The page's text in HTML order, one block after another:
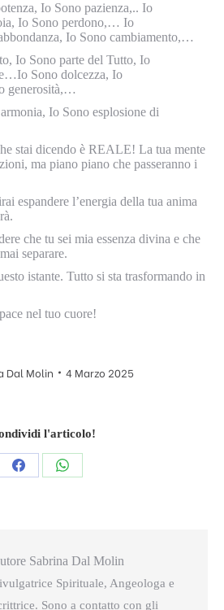
Io Sono pazienza,.. Io
Io Sono perdono,… Io
Io Sono cambiamento,…
Io Sono parte del Tutto, Io
Sono dolcezza, Io
generosità,…
Io Sono esplosione di
stai dicendo è REALE! La tua mente
ma piano piano che passeranno i
espandere l’energia della tua anima
che tu sei mia essenza divina e che
separare.
istante. Tutto si sta trasformando in
nel tuo cuore!
Dal Molin 4 Marzo 2025
l'articolo!
CondividiCondividi
Sabrina Dal Molin
Spirituale, Angeologa e
Sono a contatto con gli